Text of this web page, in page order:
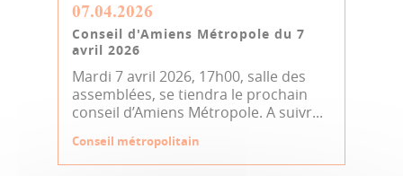
07.04.2026
Conseil d'Amiens Métropole du 7
avril 2026
Mardi 7 avril 2026, 17h00, salle des
assemblées, se tiendra le prochain
conseil d’Amiens Métropole. A suivr...
Conseil métropolitain